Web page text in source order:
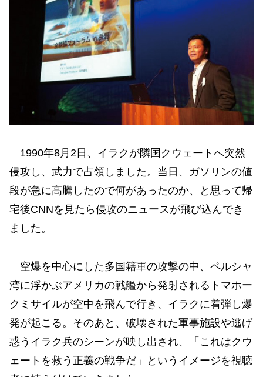
1990年8月2日、イラクが隣国クウェートへ突然
侵攻し、武力で占領しました。当日、ガソリンの値
段が急に高騰したので何があったのか、と思って帰
宅後CNNを見たら侵攻のニュースが飛び込んでき
ました。
空爆を中心にした多国籍軍の攻撃の中、ペルシャ
湾に浮かぶアメリカの戦艦から発射されるトマホー
クミサイルが空中を飛んで行き、イラクに着弾し爆
発が起こる。そのあと、破壊された軍事施設や逃げ
惑うイラク兵のシーンが映し出され、「これはクウ
ェートを救う正義の戦争だ」というイメージを視聴